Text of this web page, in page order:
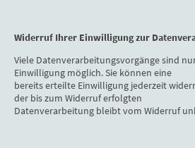
Widerruf Ihrer Einwilligung zur
Viele Datenverarbeitungsvorgänge sind
Einwilligung möglich. Sie können eine
bereits erteilte Einwilligung jederzeit
der bis zum Widerruf erfolgten
Datenverarbeitung bleibt vom Widerruf